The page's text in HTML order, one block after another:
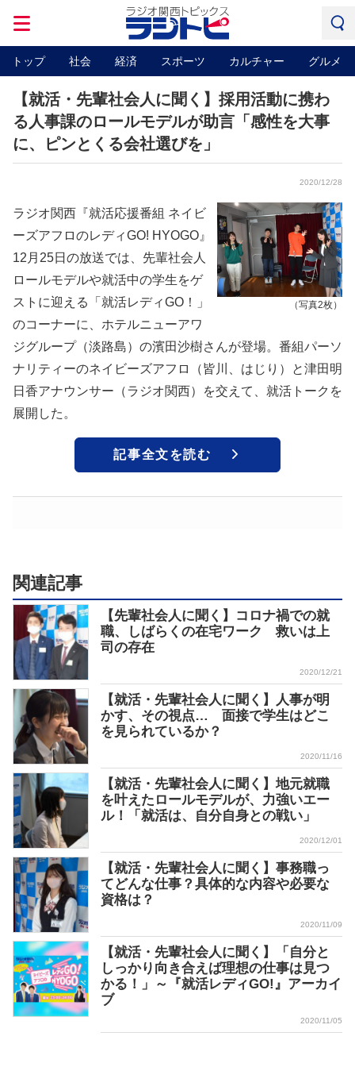
トップ 社会 経済 スポーツ カルチャー グルメ
【就活・先輩社会人に聞く】採用活動に携わ
る人事課のロールモデルが助言「感性を大事
に、ピンとくる会社選びを」
2020/12/28
（写真2枚）
ラジオ関西『就活応援番組 ネイビ
ーズアフロのレディGO! HYOGO』
12月25日の放送では、先輩社会人
ロールモデルや就活中の学生をゲ
ストに迎える「就活レディGO！」
のコーナーに、ホテルニューアワ
ジグループ（淡路島）の濱田沙樹さんが登場。番組パーソ
ナリティーのネイビーズアフロ（皆川、はじり）と津田明
日香アナウンサー（ラジオ関西）を交えて、就活トークを
展開した。
記事全文を読む
関連記事
【先輩社会人に聞く】コロナ禍での就
職、しばらくの在宅ワーク 救いは上
司の存在
2020/12/21
【就活・先輩社会人に聞く】人事が明
かす、その視点… 面接で学生はどこ
を見られているか？
2020/11/16
【就活・先輩社会人に聞く】地元就職
を叶えたロールモデルが、力強いエー
ル！「就活は、自分自身との戦い」
2020/12/01
【就活・先輩社会人に聞く】事務職っ
てどんな仕事？具体的な内容や必要な
資格は？
2020/11/09
【就活・先輩社会人に聞く】「自分と
しっかり向き合えば理想の仕事は見つ
かる！」～『就活レディGO!』アーカイ
ブ
2020/11/05